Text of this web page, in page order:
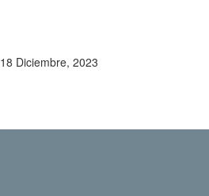
18 Diciembre, 2023